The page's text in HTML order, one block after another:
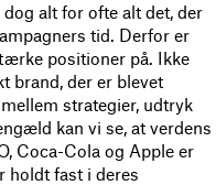
alt for ofte alt det, der
tid. Derfor er
positioner på. Ikke
brand, der er blevet
strategier, udtryk
kan vi se, at verdens
Coca-Cola og Apple er
holdt fast i deres